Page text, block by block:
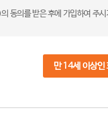
동의를 받은 후에 가입하여 주
만 14세 이상인